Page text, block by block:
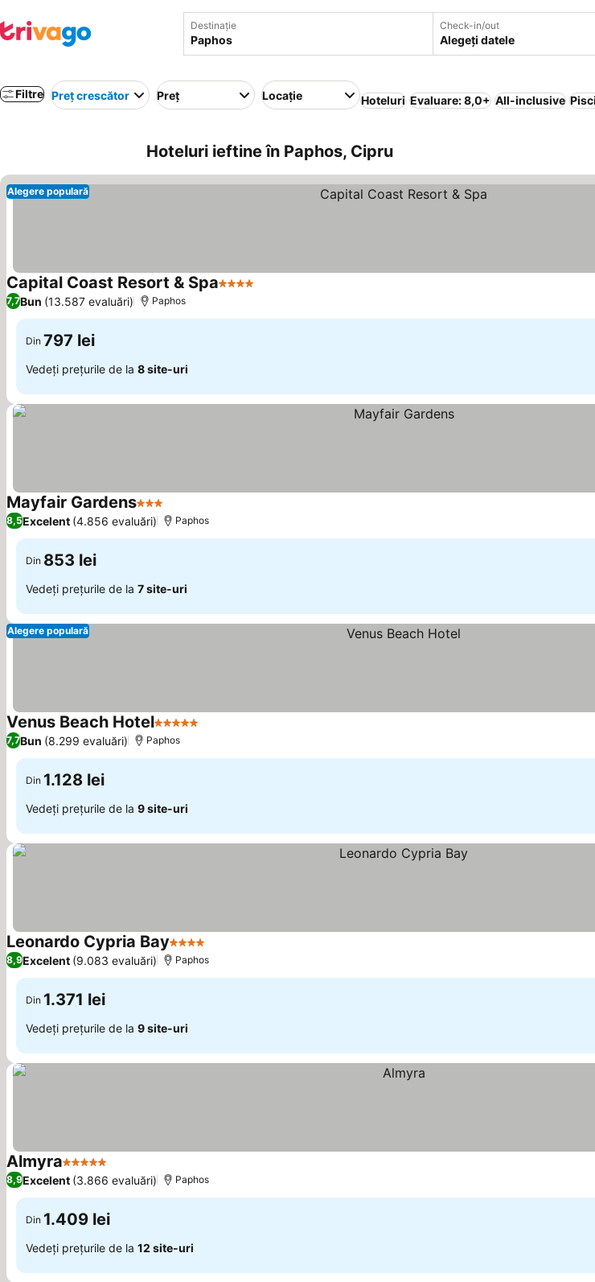
Destinație Check-in/out
Alegeți datele
Filtre Preț crescător Preț Locație Hoteluri Evaluare: 8,0+ All-inclusive
Hoteluri ieftine în Paphos, Cipru
Alegere populară
Capital Coast Resort & Spa4 Stele
7,7Bun (13.587 evaluări) Paphos
Din 797 lei
Vedeți prețurile de la 8 site-uri
Mayfair Gardens3 Stele
8,5Excelent (4.856 evaluări) Paphos
Din 853 lei
Vedeți prețurile de la 7 site-uri
Alegere populară
Venus Beach Hotel5 Stele
7,7Bun (8.299 evaluări) Paphos
Din 1.128 lei
Vedeți prețurile de la 9 site-uri
Leonardo Cypria Bay4 Stele
8,9Excelent (9.083 evaluări) Paphos
Din 1.371 lei
Vedeți prețurile de la 9 site-uri
Almyra5 Stele
8,9Excelent (3.866 evaluări) Paphos
Din 1.409 lei
Vedeți prețurile de la 12 site-uri